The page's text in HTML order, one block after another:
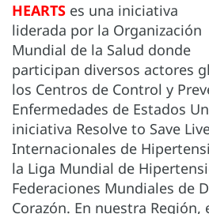
HEARTS es una iniciativa
liderada por la Organización
Mundial de la Salud donde
participan diversos actores
los Centros de Control y
Enfermedades de Estados
iniciativa Resolve to Save
Internacionales de
la Liga Mundial de
Federaciones Mundiales de
Corazón. En nuestra